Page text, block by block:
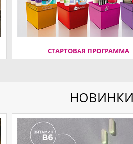
СТАРТОВАЯ ПРОГРАММА
НОВИНКИ